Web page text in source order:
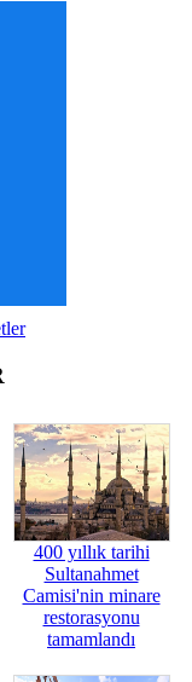
400 yıllık tarihi
Sultanahmet
Camisi'nin minare
restorasyonu
tamamlandı